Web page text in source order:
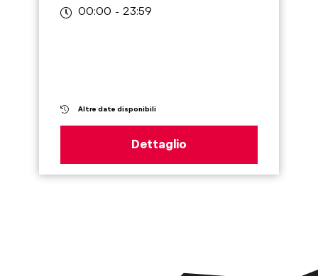
00:00 - 23:59
Altre date disponibili
Dettaglio